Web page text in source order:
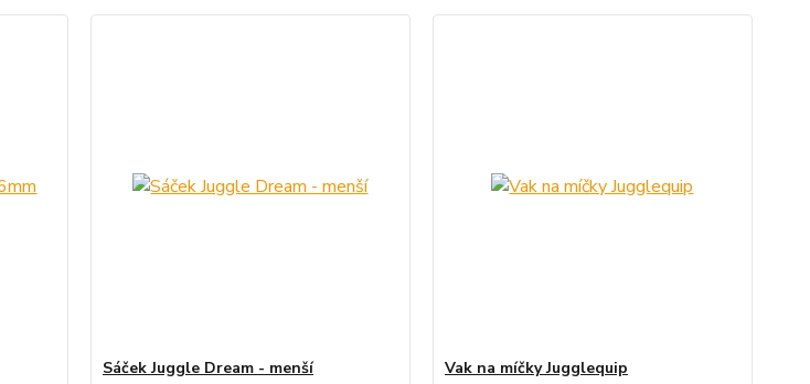
Sáček Juggle Dream - menší Vak na míčky Jugglequip